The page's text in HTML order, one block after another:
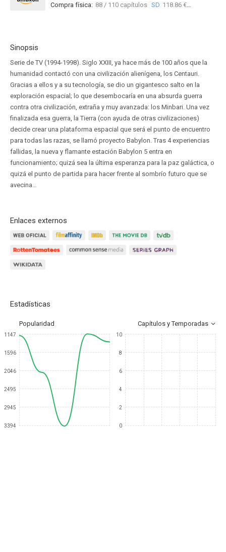
Compra física: 88 / 110 capítulos SD 118.86 €
Sinopsis
Serie de TV (1994-1998). Siglo XXIII, ya hace más de 100 años que la
humanidad contactó con una civilización alienígena, los Centauri.
Gracias a ellos y a su tecnología, se dio un gigantesco salto en la
exploración espacial; lo que desembocaría en una absurda guerra
contra otra civilización, extraña y muy avanzada: los Minbari. Una vez
finalizada esa guerra, la Tierra (con ayuda de otras civilizaciones)
decide crear una plataforma espacial que será el punto de encuentro
para todas las razas, se llamó proyecto Babylon. Tras 4 experiencias
fallidas, la nueva y flamante estación Babylon 5 entra en
funcionamiento; quizá sea la última esperanza para la paz galáctica, o
quizá el punto de partida para hacer frente al sombrío futuro que se
avecina…
Enlaces externos
Estadísticas
Popularidad Capítulos y Temporadas
1147
1596
2046
2495
2945
3394
10
8
6
4
2
0